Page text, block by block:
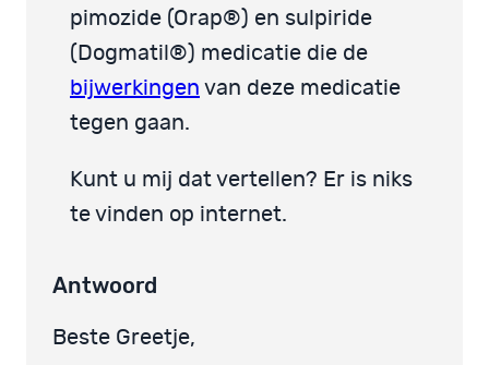
pimozide (Orap®) en sulpiride
(Dogmatil®) medicatie die de
bijwerkingen van deze medicatie
tegen gaan.
Kunt u mij dat vertellen? Er is niks
te vinden op internet.
Antwoord
Beste Greetje,